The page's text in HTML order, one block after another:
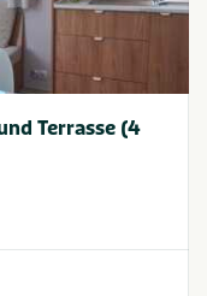
Terrasse (4